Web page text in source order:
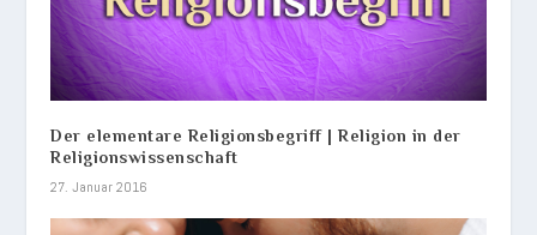
Der elementare Religionsbegriff | Religion in der
Religionswissenschaft
27. Januar 2016